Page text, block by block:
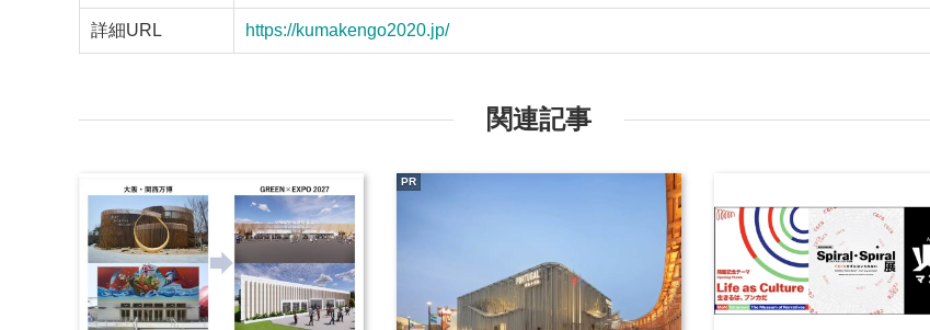
詳細URL https://kumakengo2020.jp/
関連記事
PR